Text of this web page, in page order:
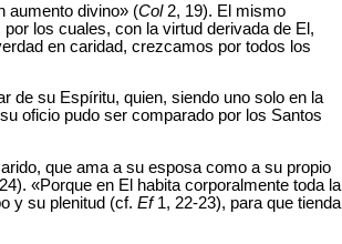
aumento divino» (Col2, 19). El mismo
los cuales, con la virtud derivada de El,
en caridad, crezcamos por todos los
de su Espíritu, quien, siendo uno solo en la
oficio pudo ser comparado por los Santos
que ama a su esposa como a su propio
«Porque en El habita corporalmente toda la
y su plenitud (cf. Ef1, 22-23), para que tienda